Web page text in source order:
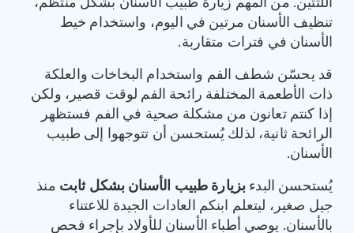
اللثتين. من المهم زيارة طبيب الأسنان بشكل منتظم،
تنظيف الأسنان مرتين في اليوم، واستخدام خيط
الأسنان في فترات متقاربة.
قد يحسّن شطف الفم واستخدام البخاخات والعلكة
ذات الأطعمة المختلفة رائحة الفم لوقت قصير، ولكن
إذا كنتم تعانون من مشكلة صحية في الفم فستظهر
الرائحة ثانية، لذلك يُستحسن أن تتوجهوا إلى طبيب
الأسنان.
يُستحسن البدء بزيارة طبيب الأسنان بشكل ثابت منذ
جيل صغير، ليتعلم ابنكم العادات الجيدة للاعتناء
بالأسنان. يوصي أطباء الأسنان للأولاد بإجراء فحص